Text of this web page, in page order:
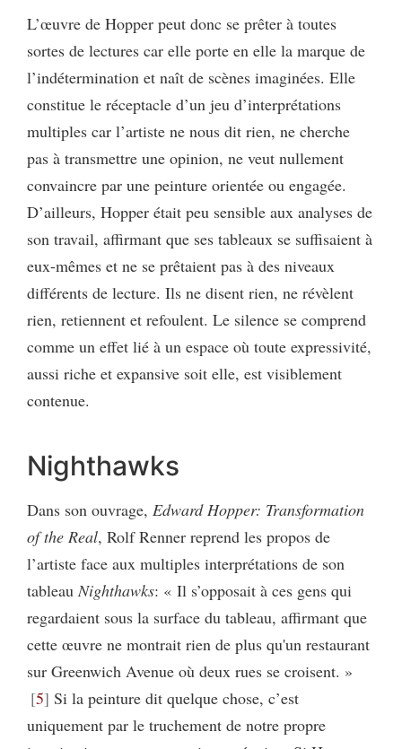
L’œuvre de Hopper peut donc se prêter à toutes
sortes de lectures car elle porte en elle la marque de
l’indétermination et naît de scènes imaginées. Elle
constitue le réceptacle d’un jeu d’interprétations
multiples car l’artiste ne nous dit rien, ne cherche
pas à transmettre une opinion, ne veut nullement
convaincre par une peinture orientée ou engagée.
D’ailleurs, Hopper était peu sensible aux analyses de
son travail, affirmant que ses tableaux se suffisaient à
eux-mêmes et ne se prêtaient pas à des niveaux
différents de lecture. Ils ne disent rien, ne révèlent
rien, retiennent et refoulent. Le silence se comprend
comme un effet lié à un espace où toute expressivité,
aussi riche et expansive soit elle, est visiblement
contenue.
Nighthawks
Dans son ouvrage, Edward Hopper: Transformation
of the Real, Rolf Renner reprend les propos de
l’artiste face aux multiples interprétations de son
tableau Nighthawks: « Il s’opposait à ces gens qui
regardaient sous la surface du tableau, affirmant que
cette œuvre ne montrait rien de plus qu'un restaurant
sur Greenwich Avenue où deux rues se croisent. »
5 Si la peinture dit quelque chose, c’est
uniquement par le truchement de notre propre